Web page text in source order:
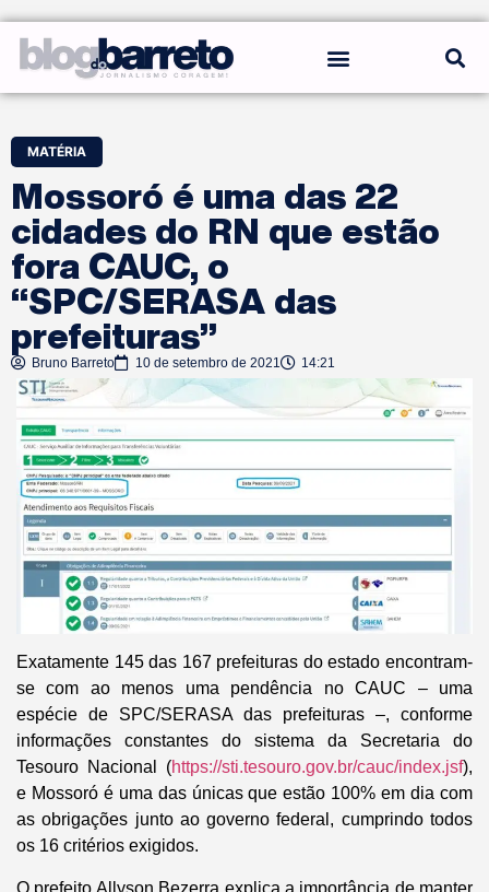
MATÉRIA
Mossoró é uma das 22
cidades do RN que estão
fora CAUC, o
“SPC/SERASA das
prefeituras”
Bruno Barreto 10 de setembro de 2021 14:21
Exatamente 145 das 167 prefeituras do estado encontram-
se com ao menos uma pendência no CAUC – uma
espécie de SPC/SERASA das prefeituras –, conforme
informações constantes do sistema da Secretaria do
Tesouro Nacional (https://sti.tesouro.gov.br/cauc/index.jsf),
e Mossoró é uma das únicas que estão 100% em dia com
as obrigações junto ao governo federal, cumprindo todos
os 16 critérios exigidos.
O prefeito Allyson Bezerra explica a importância de manter